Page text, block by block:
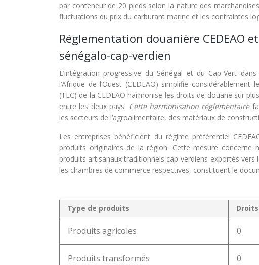
par conteneur de 20 pieds selon la nature des
fluctuations du prix du carburant marine et les contraintes
Réglementation douanière CEDEAO
sénégalo-cap-verdien
L’intégration progressive du Sénégal et du Cap-Vert
l’Afrique de l’Ouest (CEDEAO) simplifie
(TEC) de la CEDEAO harmonise les droits de douane sur
entre les deux pays. Cette harmonisation réglementaire
les secteurs de l’agroalimentaire, des matériaux de
Les entreprises bénéficient du régime préférentiel
produits originaires de la région. Cette mesure
produits artisanaux traditionnels cap-verdiens exportés vers
les chambres de commerce respectives, constituent le
Type de produits Droits
Produits agricoles 0
Produits transformés 0